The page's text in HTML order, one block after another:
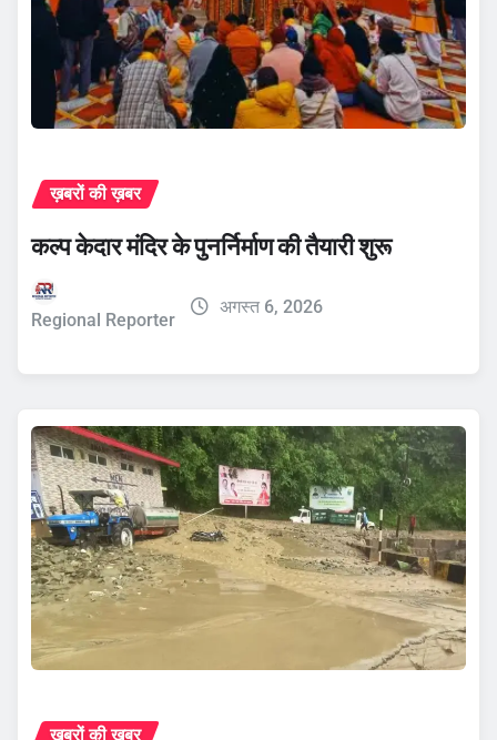
ख़बरों की ख़बर
कल्प केदार मंदिर के पुनर्निर्माण की तैयारी शुरू
Regional Reporter
अगस्त 6, 2026
ख़बरों की ख़बर